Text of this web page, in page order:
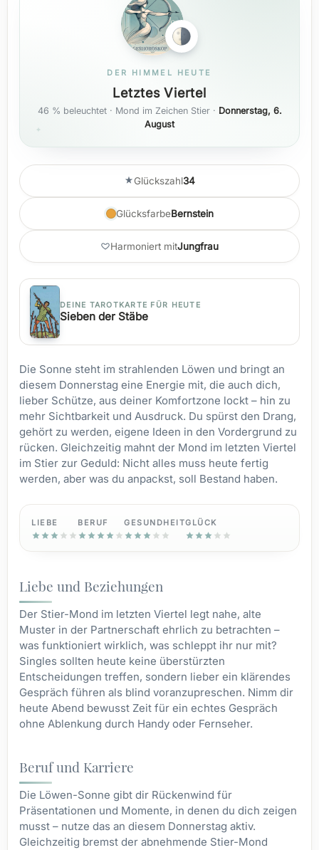
DER HIMMEL HEUTE
Letztes Viertel
46 % beleuchtet · Mond im Zeichen Stier · Donnerstag, 6.
August
Glückszahl34
GlücksfarbeBernstein
Harmoniert mitJungfrau
DEINE TAROTKARTE FÜR HEUTE
Sieben der Stäbe
Die Sonne steht im strahlenden Löwen und bringt an
diesem Donnerstag eine Energie mit, die auch dich,
lieber Schütze, aus deiner Komfortzone lockt – hin zu
mehr Sichtbarkeit und Ausdruck. Du spürst den Drang,
gehört zu werden, eigene Ideen in den Vordergrund zu
rücken. Gleichzeitig mahnt der Mond im letzten Viertel
im Stier zur Geduld: Nicht alles muss heute fertig
werden, aber was du anpackst, soll Bestand haben.
LIEBE BERUF GESUNDHEITGLÜCK
Liebe und Beziehungen
Der Stier-Mond im letzten Viertel legt nahe, alte
Muster in der Partnerschaft ehrlich zu betrachten –
was funktioniert wirklich, was schleppt ihr nur mit?
Singles sollten heute keine überstürzten
Entscheidungen treffen, sondern lieber ein klärendes
Gespräch führen als blind voranzupreschen. Nimm dir
heute Abend bewusst Zeit für ein echtes Gespräch
ohne Ablenkung durch Handy oder Fernseher.
Beruf und Karriere
Die Löwen-Sonne gibt dir Rückenwind für
Präsentationen und Momente, in denen du dich zeigen
musst – nutze das an diesem Donnerstag aktiv.
Gleichzeitig bremst der abnehmende Stier-Mond